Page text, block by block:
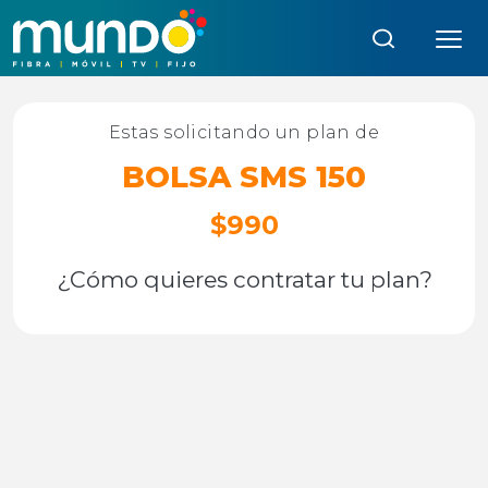
Estas solicitando un plan de
BOLSA SMS 150
$990
¿Cómo quieres contratar tu plan?